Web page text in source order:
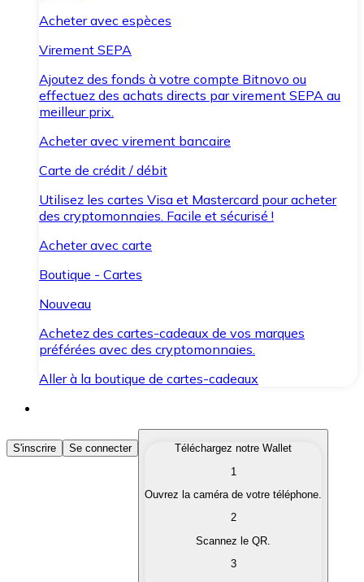
Acheter avec espèces
Virement SEPA
Ajoutez des fonds à votre compte Bitnovo ou
effectuez des achats directs par virement SEPA au
meilleur prix.
Acheter avec virement bancaire
Carte de crédit / débit
Utilisez les cartes Visa et Mastercard pour acheter
des cryptomonnaies. Facile et sécurisé !
Acheter avec carte
Boutique - Cartes
Nouveau
Achetez des cartes-cadeaux de vos marques
préférées avec des cryptomonnaies.
Aller à la boutique de cartes-cadeaux
Acheter des Cryptomonnaies
Achetez les cryptomonnaies qui vous intéressent
Convertissez vos cryptomonnaies en monnaie
S'inscrire Se connecter
Téléchargez notre Wallet
1
Ouvrez la caméra de votre téléphone.
2
Scannez le QR.
3